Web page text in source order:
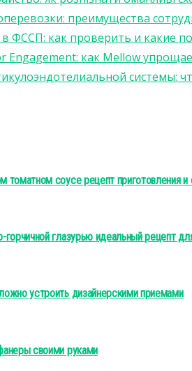
преимущества
ФССП: как проверить и какие
Engagement: как Mellow
системы:
томатном соусе рецепт приготовления
горчичной глазурью идеальный рецепт
устроить дизайнерскими приемами
своими руками